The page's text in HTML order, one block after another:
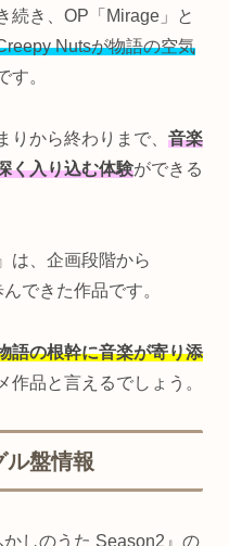
続き、OP「Mirage」と
Nutsが物語の空気
す。
りから終わりまで、 音楽
く入り込む体験ができる
は、企画段階から
できた作品です。
語の根幹に音楽が寄り添
作品と言えるでしょう。
ル盤情報
しのうた Season2』の